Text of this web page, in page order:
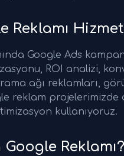
Reklamı
Google Ads
ROI analizi,
ağı reklamları,
reklam
kullanıyoruz.
Google Reklamı?